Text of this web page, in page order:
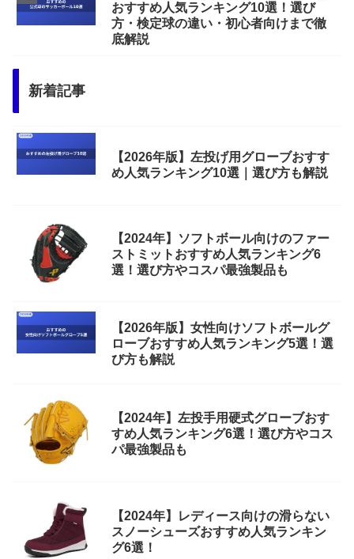
おすすめ人気ランキング10選！選び
方・検定球の違い・初心者向けまで徹
底解説
新着記事
【2026年版】左投げ用グローブおすす
め人気ランキング10選｜選び方も解説
【2024年】ソフトボール向けのファー
ストミットおすすめ人気ランキング6
選！選び方やコスパ最強製品も
【2026年版】女性向けソフトボールグ
ローブおすすめ人気ランキング5選！選
び方も解説
【2024年】左投手用硬式グローブおす
すめ人気ランキング6選！選び方やコス
パ最強製品も
【2024年】レディース向けの滑らない
スノーシューズおすすめ人気ランキン
グ6選！